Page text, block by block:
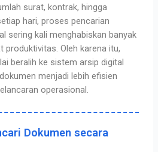
surat, kontrak, hingga
hari, proses pencarian
sering kali menghabiskan banyak
produktivitas.Oleh karena itu,
beralih ke sistem arsip digital
menjadi lebih efisien
operasional.
Dokumen secara